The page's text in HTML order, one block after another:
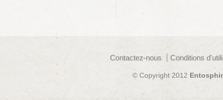
Contactez-nous Conditions
© Copyright 2012